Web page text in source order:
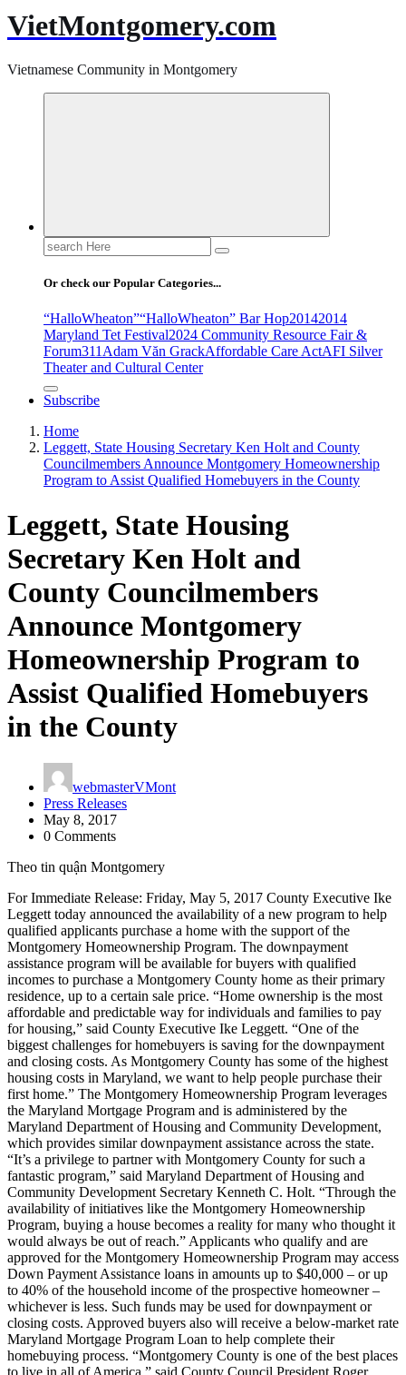
VietMontgomery.com
Vietnamese Community in Montgomery
Search
for:
Or check our Popular Categories...
“HalloWheaton”“HalloWheaton” Bar Hop20142014
Maryland Tet Festival2024 Community Resource Fair &
Forum311Adam Văn GrackAffordable Care ActAFI Silver
Theater and Cultural Center
Subscribe
Home
Leggett, State Housing Secretary Ken Holt and County
Councilmembers Announce Montgomery Homeownership
Program to Assist Qualified Homebuyers in the County
Leggett, State Housing
Secretary Ken Holt and
County Councilmembers
Announce Montgomery
Homeownership Program to
Assist Qualified Homebuyers
in the County
webmasterVMont
Press Releases
May 8, 2017
0 Comments
Theo tin quận Montgomery
For Immediate Release: Friday, May 5, 2017 County Executive Ike
Leggett today announced the availability of a new program to help
qualified applicants purchase a home with the support of the
Montgomery Homeownership Program. The downpayment
assistance program will be available for buyers with qualified
incomes to purchase a Montgomery County home as their primary
residence, up to a certain sale price. “Home ownership is the most
affordable and predictable way for individuals and families to pay
for housing,” said County Executive Ike Leggett. “One of the
biggest challenges for homebuyers is saving for the downpayment
and closing costs. As Montgomery County has some of the highest
housing costs in Maryland, we want to help people purchase their
first home.” The Montgomery Homeownership Program leverages
the Maryland Mortgage Program and is administered by the
Maryland Department of Housing and Community Development,
which provides similar downpayment assistance across the state.
“It’s a privilege to partner with Montgomery County for such a
fantastic program,” said Maryland Department of Housing and
Community Development Secretary Kenneth C. Holt. “Through the
availability of initiatives like the Montgomery Homeownership
Program, buying a house becomes a reality for many who thought it
would always be out of reach.” Applicants who qualify and are
approved for the Montgomery Homeownership Program may access
Down Payment Assistance loans in amounts up to $40,000 – or up
to 40% of the household income of the prospective homeowner –
whichever is less. Such funds may be used for downpayment or
closing costs. Approved buyers also will receive a below-market rate
Maryland Mortgage Program Loan to help complete their
homebuying process. “Montgomery County is one of the best places